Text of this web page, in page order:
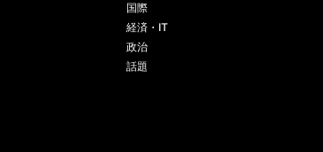
国際
経済・IT
政治
話題